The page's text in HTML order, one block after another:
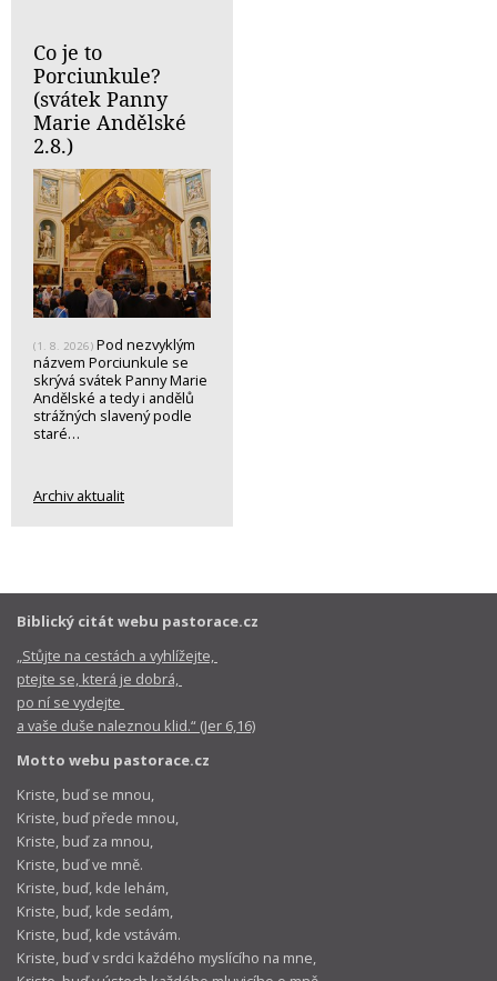
Co je to
Porciunkule?
(svátek Panny
Marie Andělské
2.8.)
(1. 8. 2026) Pod nezvyklým
názvem Porciunkule se
skrývá svátek Panny Marie
Andělské a tedy i andělů
strážných slavený podle
staré…
Archiv aktualit
Biblický citát webu pastorace.cz
„Stůjte na cestách a vyhlížejte,
ptejte se, která je dobrá,
po ní se vydejte
a vaše duše naleznou klid.“ (Jer 6,16)
Motto webu pastorace.cz
Kriste, buď se mnou,
Kriste, buď přede mnou,
Kriste, buď za mnou,
Kriste, buď ve mně.
Kriste, buď, kde lehám,
Kriste, buď, kde sedám,
Kriste, buď, kde vstávám.
Kriste, buď v srdci každého myslícího na mne,